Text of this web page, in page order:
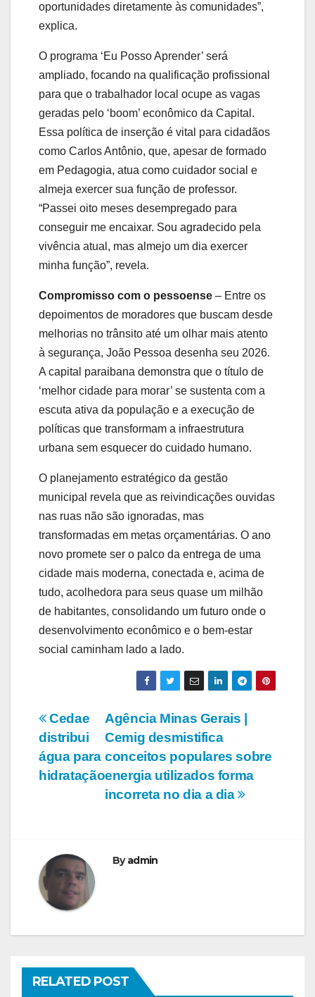
oportunidades diretamente às comunidades”,
explica.
O programa ‘Eu Posso Aprender’ será
ampliado, focando na qualificação profissional
para que o trabalhador local ocupe as vagas
geradas pelo ‘boom’ econômico da Capital.
Essa política de inserção é vital para cidadãos
como Carlos Antônio, que, apesar de formado
em Pedagogia, atua como cuidador social e
almeja exercer sua função de professor.
“Passei oito meses desempregado para
conseguir me encaixar. Sou agradecido pela
vivência atual, mas almejo um dia exercer
minha função”, revela.
Compromisso com o pessoense – Entre os
depoimentos de moradores que buscam desde
melhorias no trânsito até um olhar mais atento
à segurança, João Pessoa desenha seu 2026.
A capital paraibana demonstra que o título de
‘melhor cidade para morar’ se sustenta com a
escuta ativa da população e a execução de
políticas que transformam a infraestrutura
urbana sem esquecer do cuidado humano.
O planejamento estratégico da gestão
municipal revela que as reivindicações ouvidas
nas ruas não são ignoradas, mas
transformadas em metas orçamentárias. O ano
novo promete ser o palco da entrega de uma
cidade mais moderna, conectada e, acima de
tudo, acolhedora para seus quase um milhão
de habitantes, consolidando um futuro onde o
desenvolvimento econômico e o bem-estar
social caminham lado a lado.
Navegação
de
Post
Agência Minas Gerais |
Cemig desmistifica
conceitos populares sobre
energia utilizados forma
incorreta no dia a dia
Cedae
distribui
água para
hidratação
Byadmin
RELATED POST
NOTICIAS
AVISO DE LICITAÇÃO
PREGÃO ELETRÔNICO Nº.
32/2026 – REGISTRO DE
GÁS OXIGÊNIO INDUSTRIAL,